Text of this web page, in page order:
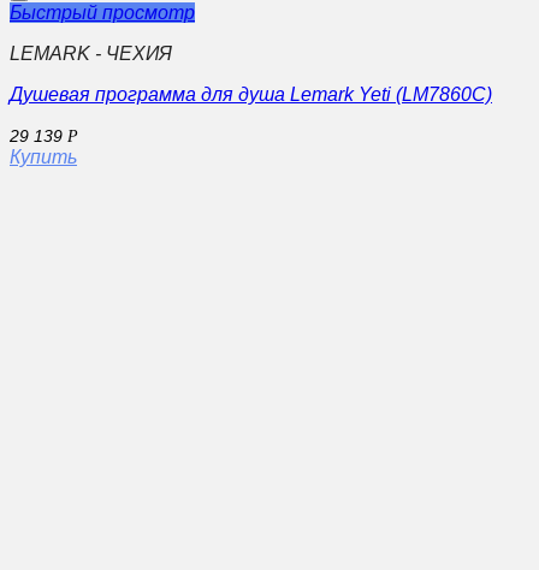
Быстрый просмотр
LEMARK - ЧЕХИЯ
Душевая программа для душа Lemark Yeti (LM7860C)
29 139 Р
Купить